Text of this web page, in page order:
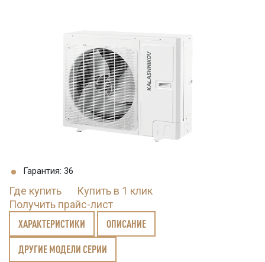
Гарантия: 36
Где купить
Купить в 1 клик
Получить прайс-лист
ХАРАКТЕРИСТИКИ ОПИСАНИЕ
ДРУГИЕ МОДЕЛИ СЕРИИ